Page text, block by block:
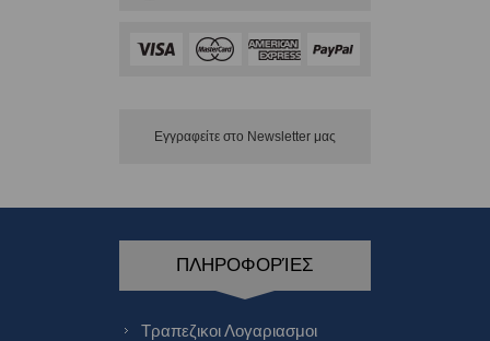
Εγγραφείτε στο Νewsletter μας
ΠΛΗΡΟΦΟΡΊΕΣ
Τραπεζικοι Λογαριασμοι